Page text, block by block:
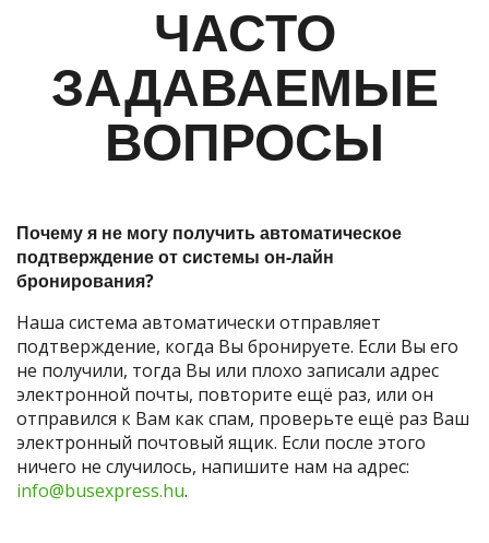
ЧАСТО
ЗАДАВАЕМЫЕ
ВОПРОСЫ
Почему я не могу получить автоматическое
подтверждение от системы он-лайн
бронирования?
Наша система автоматически отправляет
подтверждение, когда Вы бронируете. Если Вы его
не получили, тогда Вы или плохо записали адрес
электронной почты, повторите ещё раз, или он
отправился к Вам как спам, проверьте ещё раз Ваш
электронный почтовый ящик. Если после этого
ничего не случилось, напишите нам на адрес:
info@busexpress.hu.